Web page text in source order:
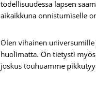
todellisuudessa lapsen
aikaikkuna onnistumiselle
Olen vihainen
huolimatta. On tietysti
joskus touhuamme